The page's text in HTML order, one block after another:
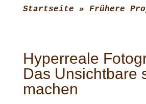
Startseite » Frühere
Hyperreale
Das Unsichtbare
machen